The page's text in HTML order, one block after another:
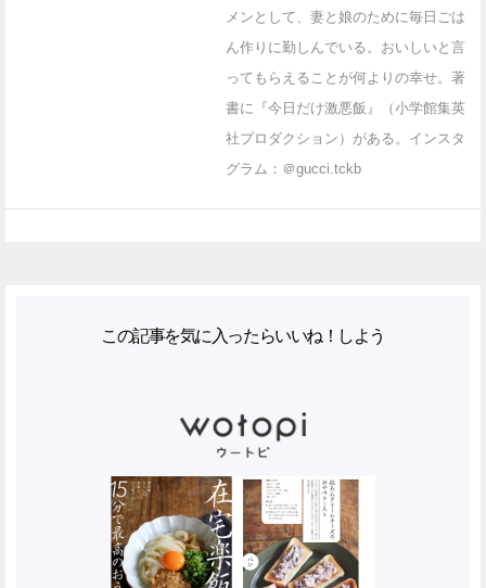
メンとして、妻と娘のために毎日ごは
ん作りに勤しんでいる。おいしいと言
ってもらえることが何よりの幸せ。著
書に『今日だけ激悪飯』（小学館集英
社プロダクション）がある。インスタ
グラム：＠gucci.tckb
この記事を気に入ったらいいね！しよう